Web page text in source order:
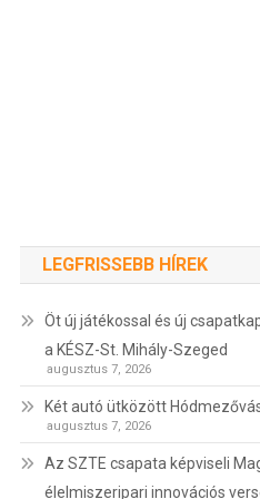
LEGFRISSEBB HÍREK
Öt új játékossal és új
a KÉSZ-St. Mihály-Szeged
augusztus 7, 2026
Két autó ütközött
augusztus 7, 2026
Az SZTE csapata képviseli
élelmiszeripari innovációs